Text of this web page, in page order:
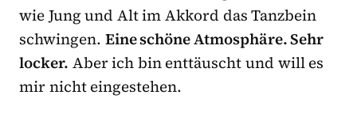
wie Jung und Alt im Akkord das Tanzbein
schwingen. Eine schöne Atmosphäre. Sehr
locker. Aber ich bin enttäuscht und will es
mir nicht eingestehen.